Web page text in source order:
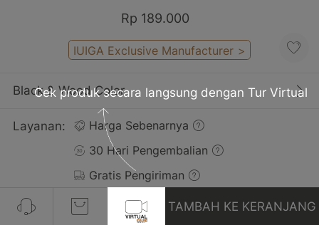
Rp 189.000
IUIGA Exclusive Manufacturer >
Black & Wood Color
Layanan:
Harga Sebenarnya
30 Hari Pengembalian
Gratis Pengiriman
Ulasan(49)
TAMBAH KE KERANJANG
Cek produk secara langsung dengan Tur Virtual